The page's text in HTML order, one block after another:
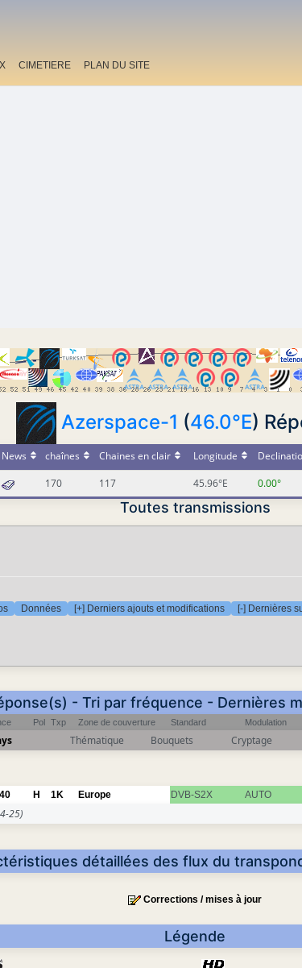
CIMETIERE PLAN DU SITE
Azerspace-1 (46.0°E)
News chaînes Chaines en clair Longitude
170 117 45.96°E 0.00°
Toutes transmissions
Données [+] Derniers ajouts et modifications [-] Dernières
- Tri par fréquence - Dernières
Pol Txp Zone de couverture Standard Modulation
Thématique Bouquets Cryptage
H 1K Europe DVB-S2X AUTO
25)
détaillées des flux du
Corrections / mises à jour
Légende